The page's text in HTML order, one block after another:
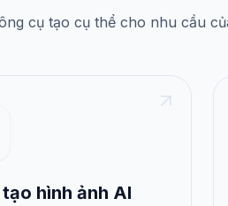
cụ tạo cụ thể cho nhu cầu
hình ảnh AI